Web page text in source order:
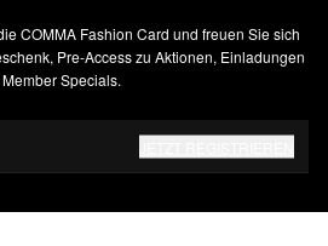
COMMA Fashion Card und freuen Sie sich
Pre-Access zu Aktionen, Einladungen
Specials.